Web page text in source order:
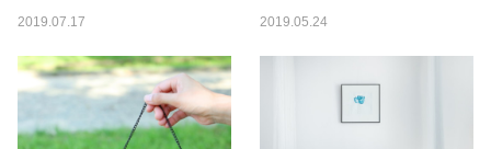
2019.07.17 2019.05.24